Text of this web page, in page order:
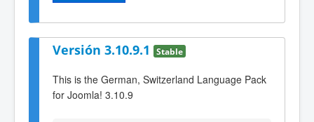
Versión 3.10.9.1 Stable
This is the German, Switzerland Language Pack
for Joomla! 3.10.9